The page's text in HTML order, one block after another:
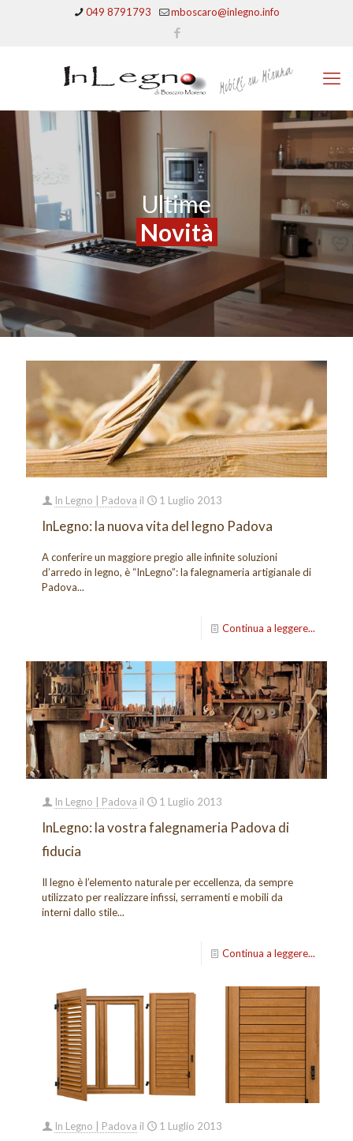
049 8791793 mboscaro@inlegno.info
Ultime
Novità
In Legno | Padova il 1 Luglio 2013
InLegno: la nuova vita del legno Padova
A conferire un maggiore pregio alle infinite soluzioni
d’arredo in legno, è “InLegno”: la falegnameria artigianale di
Padova...
Continua a leggere...
In Legno | Padova il 1 Luglio 2013
InLegno: la vostra falegnameria Padova di
fiducia
Il legno è l’elemento naturale per eccellenza, da sempre
utilizzato per realizzare infissi, serramenti e mobili da
interni dallo stile...
Continua a leggere...
In Legno | Padova il 1 Luglio 2013